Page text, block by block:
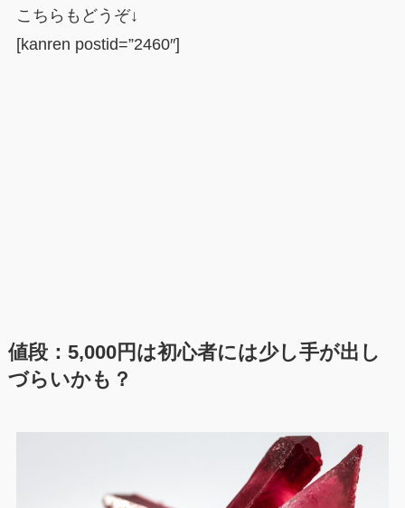
こちらもどうぞ↓
[kanren postid=”2460″]
値段：5,000円は初心者には少し手が出し
づらいかも？